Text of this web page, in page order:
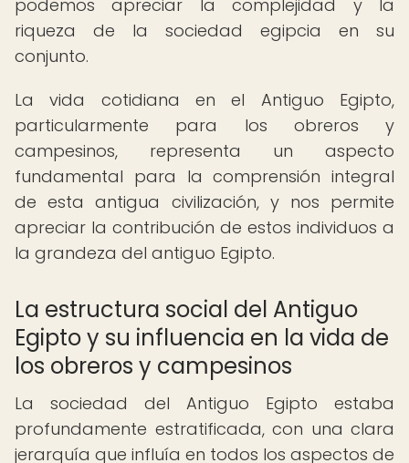
podemos apreciar la complejidad y la
riqueza de la sociedad egipcia en su
conjunto.
La vida cotidiana en el Antiguo Egipto,
particularmente para los obreros y
campesinos, representa un aspecto
fundamental para la comprensión integral
de esta antigua civilización, y nos permite
apreciar la contribución de estos individuos a
la grandeza del antiguo Egipto.
La estructura social del Antiguo
Egipto y su influencia en la vida de
los obreros y campesinos
La sociedad del Antiguo Egipto estaba
profundamente estratificada, con una clara
jerarquía que influía en todos los aspectos de